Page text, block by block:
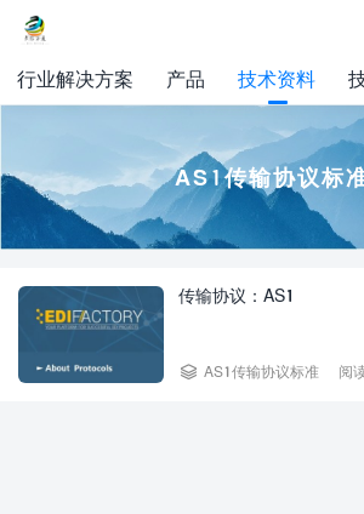
行业解决方案 产品 技术资料
AS1传输协议标
传输协议：AS1
 AS1传输协议标准 阅